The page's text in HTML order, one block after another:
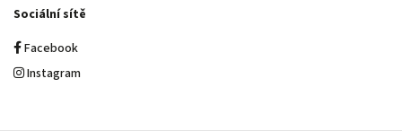
Sociální sítě
Facebook
Instagram